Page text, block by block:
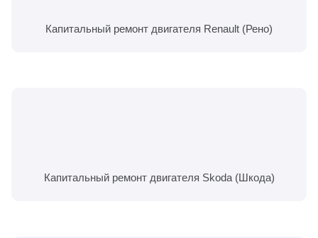
Капитальный ремонт двигателя Renault (Рено)
Капитальный ремонт двигателя Skoda (Шкода)